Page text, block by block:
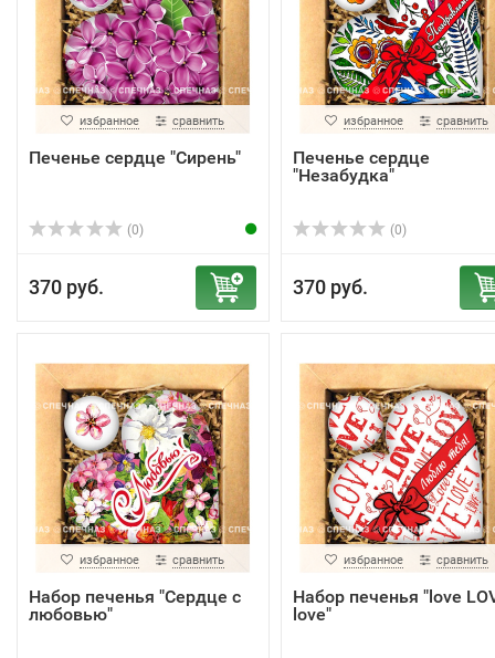
избранное сравнить
Печенье сердце "Сирень"
(0)
370 руб.
избранное сравнить
Печенье сердце
"Незабудка"
(0)
370 руб.
избранное сравнить
Набор печенья "Сердце с
любовью"
избранное сравнить
Набор печенья "love
love"